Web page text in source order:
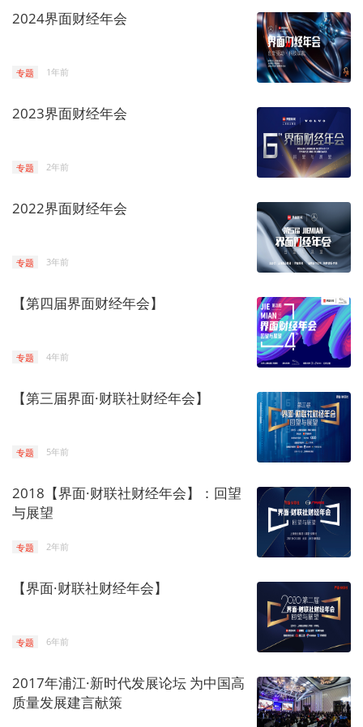
2024界面财经年会
专题 1年前
2023界面财经年会
专题 2年前
2022界面财经年会
专题 3年前
【第四届界面财经年会】
专题 4年前
【第三届界面·财联社财经年会】
专题 5年前
2018【界面·财联社财经年会】：回望
与展望
专题 2年前
【界面·财联社财经年会】
专题 6年前
2017年浦江·新时代发展论坛 为中国高
质量发展建言献策